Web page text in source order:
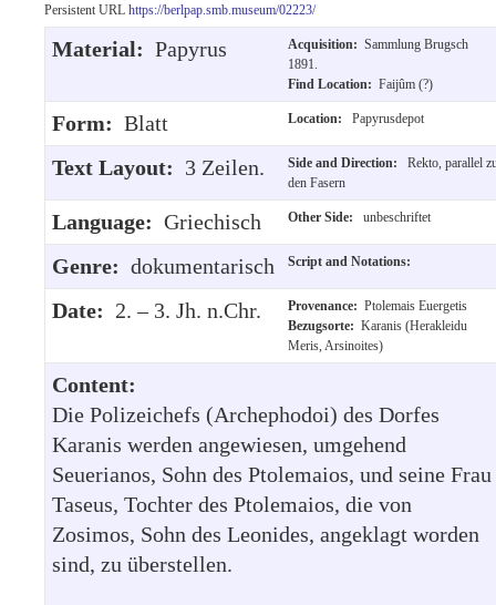
Persistent URL https://berlpap.smb.museum/02223/
Material: Papyrus Acquisition: Sammlung Brugsch
1891.
Find Location: Faijûm (?)
Form: Blatt Location: Papyrusdepot
Text Layout: 3 Zeilen. Side and Direction:
Rekto, parallel
den Fasern
Language: Griechisch Other Side: unbeschriftet
Genre: dokumentarisch Script and Notations:
Date: 2. – 3. Jh. n.Chr. Provenance: Ptolemais Euergetis
Bezugsorte: Karanis (Herakleidu
Meris, Arsinoites)
Content:
Die Polizeichefs (Archephodoi) des Dorfes
Karanis werden angewiesen, umgehend
Seuerianos, Sohn des Ptolemaios, und seine Frau
Taseus, Tochter des Ptolemaios, die von
Zosimos, Sohn des Leonides, angeklagt worden
sind, zu überstellen.